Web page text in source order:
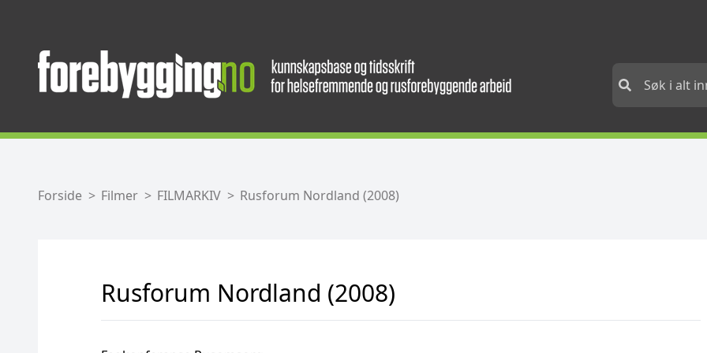
Forside Filmer FILMARKIV Rusforum Nordland (2008)
Rusforum Nordland (2008)